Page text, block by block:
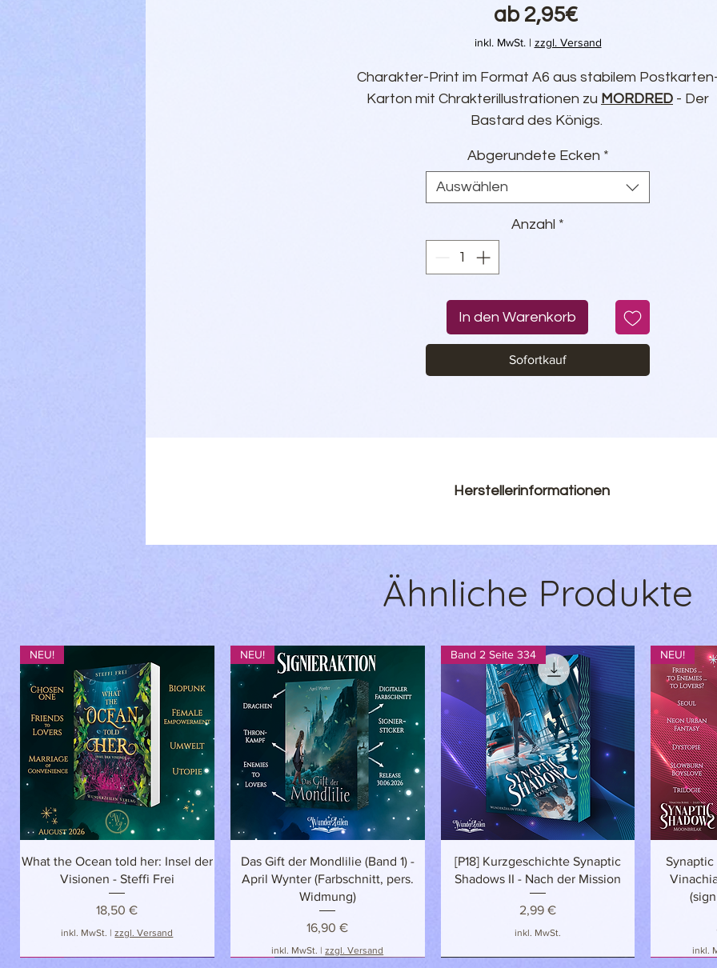
ab2,95€Sale-
Preis
inkl. MwSt.| zzgl. Versand
Charakter-Print im Format A6 aus stabilem
Karton mit Chrakterillustrationen zu MORDRED - Der
Bastard des Königs.
Illustrationen von Ana Neves
Abgerundete Ecken *
Auswählen
Anzahl *
In den Warenkorb
Sofortkauf
Herstellerinformationen
Inh. Sebastian Hauer
22145 Hamburg
Produkt@wunderzeilen.de
Ähnliche Produkte
Schnellansicht
NEU!
What the Ocean told her: Insel der
Visionen - Steffi Frei
Preis
18,50 €
inkl. MwSt. |zzgl. Versand
Schnellansicht
NEU!
Das Gift der Mondlilie (Band 1) -
April Wynter (Farbschnitt, pers.
Widmung)
Preis
16,90 €
inkl. MwSt. |zzgl. Versand
Schnellansicht
Band 2 Seite 334
[P18] Kurzgeschichte Synaptic
Shadows II - Nach der Mission
Preis
2,99 €
inkl. MwSt.
NEU!
Synaptic
inkl.